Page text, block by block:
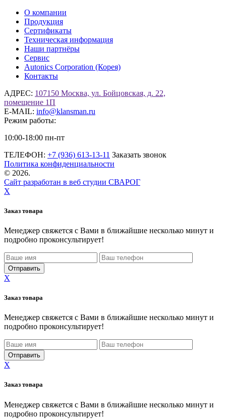
О компании
Продукция
Сертификаты
Техническая информация
Наши партнёры
Сервис
Autonics Corporation (Корея)
Контакты
АДРЕС: 107150 Москва, ул. Бойцовская, д. 22,
помещение 1П
E-MAIL: info@klansman.ru
Режим работы:
10:00-18:00 пн-пт
ТЕЛЕФОН: +7 (936) 613-13-11 Заказать звонок
Политика конфиденциальности
© 2026.
Сайт разработан в веб студии СВАРОГ
X
Заказ товара
Менеджер свяжется с Вами в ближайшие несколько минут и
подробно проконсультирует!
X
Заказ товара
Менеджер свяжется с Вами в ближайшие несколько минут и
подробно проконсультирует!
X
Заказ товара
Менеджер свяжется с Вами в ближайшие несколько минут и
подробно проконсультирует!